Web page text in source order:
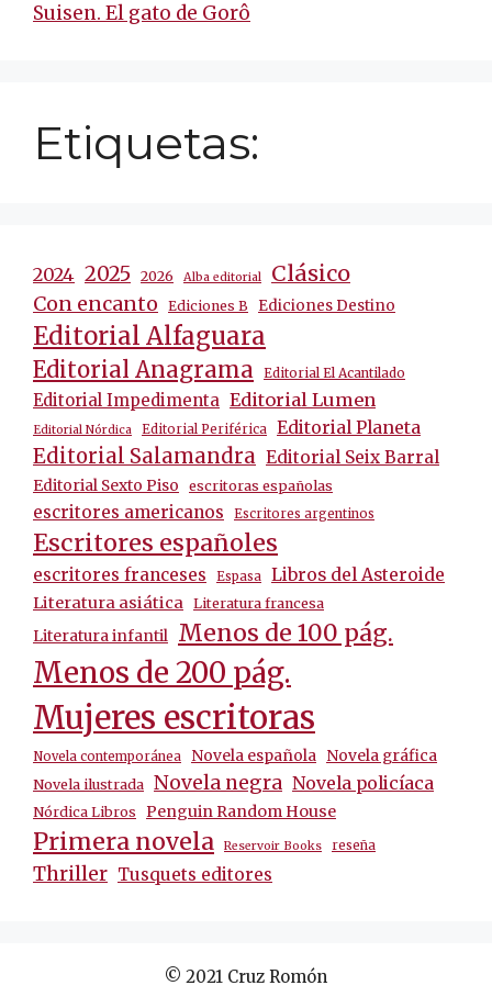
Suisen. El gato de Gorô
Etiquetas:
2024 2025 2026 Alba editorial Clásico
Con encanto Ediciones B Ediciones Destino
Editorial Alfaguara
Editorial Anagrama Editorial El Acantilado
Editorial Impedimenta Editorial Lumen
Editorial Nórdica Editorial Periférica Editorial Planeta
Editorial Salamandra Editorial Seix Barral
Editorial Sexto Piso escritoras españolas
escritores americanos Escritores argentinos
Escritores españoles
escritores franceses Espasa Libros del Asteroide
Literatura asiática Literatura francesa
Literatura infantil Menos de 100 pág.
Menos de 200 pág.
Mujeres escritoras
Novela contemporánea Novela española Novela gráfica
Novela ilustrada Novela negra Novela policíaca
Nórdica Libros Penguin Random House
Primera novela Reservoir Books reseña
Thriller Tusquets editores
© 2021 Cruz Romón